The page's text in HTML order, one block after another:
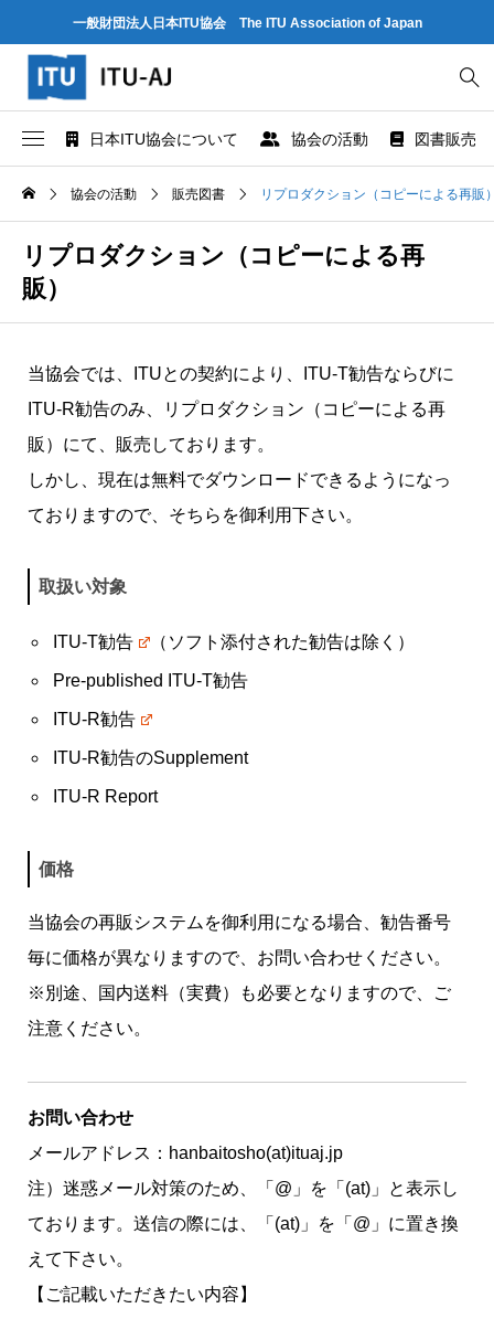
一般財団法人日本ITU協会 The ITU Association of Japan
日本ITU協会について 協会の活動 図書販売
協会概要
協会組織
業務および財務に関する資料
協会案内パンフレット
協会の所在地
世界情報社会・電気通信日記念行事
研究会
出版・情報活動
閲覧のご案内 - ITU関係出版物 -
人材育成
ITUクラブ
ITU とは
ITU-R 関係のデータ情報
ITU-T 関係のデータ情報
ITU勧告リスト
ITUメンバー情報（加盟国、参加企業・団体）
ITU関係会合・イベントカレンダー等
関連団体
協会の活動 販売図書 リプロダクション（コピーによる再販
リプロダクション（コピーによる再
販）
当協会では、ITUとの契約により、ITU-T勧告ならびに
ITU-R勧告のみ、リプロダクション（コピーによる再
販）にて、販売しております。
しかし、現在は無料でダウンロードできるようになっ
ておりますので、そちらを御利用下さい。
取扱い対象
ITU-T勧告 （ソフト添付された勧告は除く）
Pre-published ITU-T勧告
ITU-R勧告
ITU-R勧告のSupplement
ITU-R Report
価格
当協会の再販システムを御利用になる場合、勧告番号
毎に価格が異なりますので、お問い合わせください。
※別途、国内送料（実費）も必要となりますので、ご
注意ください。
お問い合わせ
メールアドレス： hanbaitosho(at)ituaj.jp
注）迷惑メール対策のため、「 @ 」を「 (at) 」と表示し
ております。送信の際には、「 (at) 」を「 @ 」に置き換
えて下さい。
【 ご記載いただきたい内容 】